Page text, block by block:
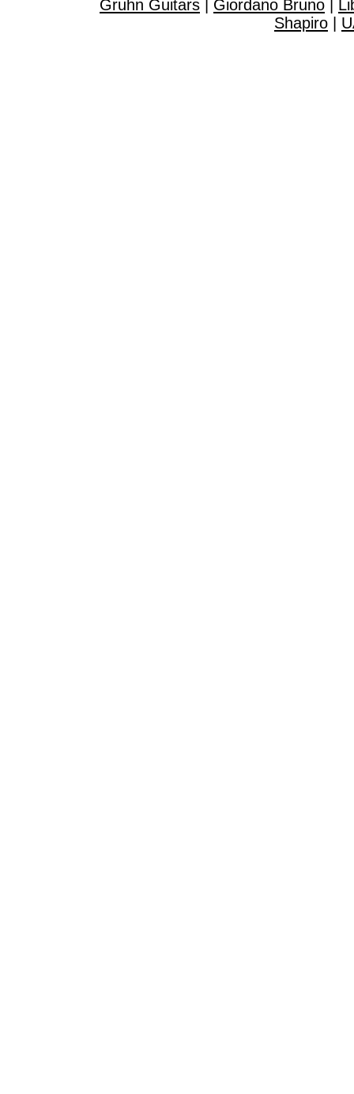
Gruhn Guitars
Giordano Bruno
Shapiro